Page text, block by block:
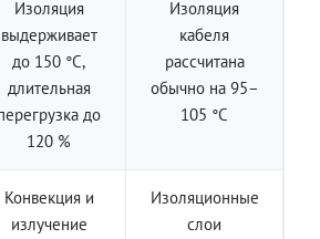
Изоляция
выдерживает
до 150 °C,
длительная
до
120 %
Изоляция
кабеля
рассчитана
обычно на 95–
105 °C
Конвекция и
излучение
Изоляционные
слои